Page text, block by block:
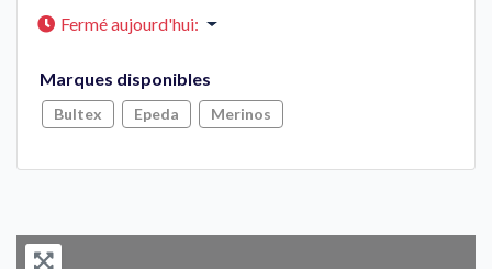
Fermé aujourd'hui:
Marques disponibles
Bultex Epeda Merinos